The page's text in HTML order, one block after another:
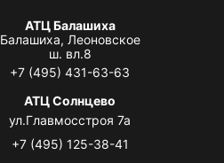
АТЦ Балашиха
Балашиха, Леоновское
ш. вл.8
+7 (495) 431-63-63
АТЦ Солнцево
ул.Главмосстроя 7а
+7 (495) 125-38-41